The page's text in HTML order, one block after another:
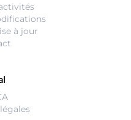
à jour